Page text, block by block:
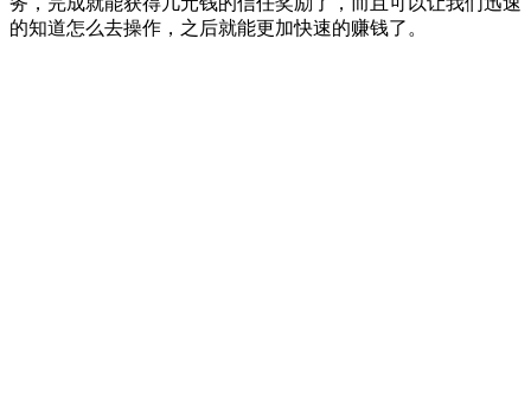
的知道怎么去操作，之后就能更加快速的赚钱了。